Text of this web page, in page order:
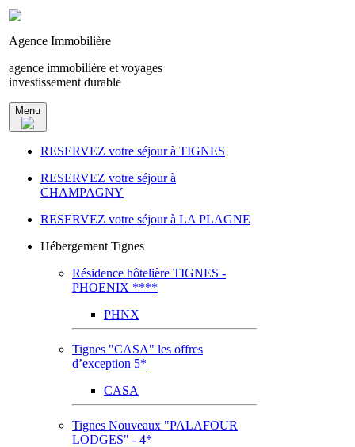
Agence Immobilière
agence immobilière et voyages
investissement durable
Menu
RESERVEZ votre séjour à TIGNES
RESERVEZ votre séjour à
CHAMPAGNY
RESERVEZ votre séjour à LA PLAGNE
Hébergement Tignes
Résidence hôtelière TIGNES -
PHOENIX ****
PHNX
Tignes "CASA" les offres
d’exception 5*
CASA
Tignes Nouveaux "PALAFOUR
LODGES" - 4*